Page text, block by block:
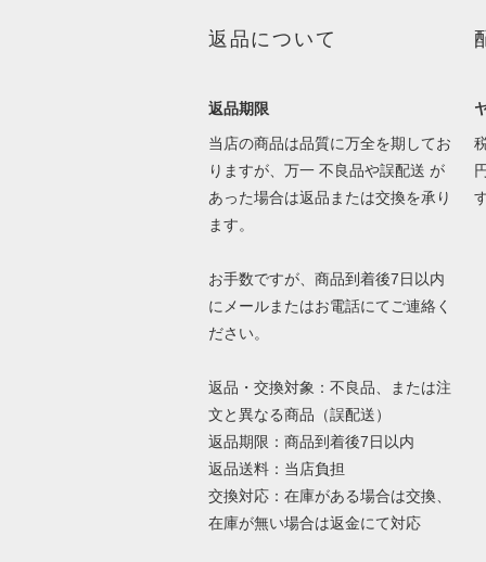
返品について
返品期限
当店の商品は品質に万全を期してお
りますが、万一 不良品や誤配送 が
あった場合は返品または交換を承り
ます。
お手数ですが、商品到着後7日以内
にメールまたはお電話にてご連絡く
ださい。
返品・交換対象：不良品、または注
文と異なる商品（誤配送）
返品期限：商品到着後7日以内
返品送料：当店負担
交換対応：在庫がある場合は交換、
在庫が無い場合は返金にて対応